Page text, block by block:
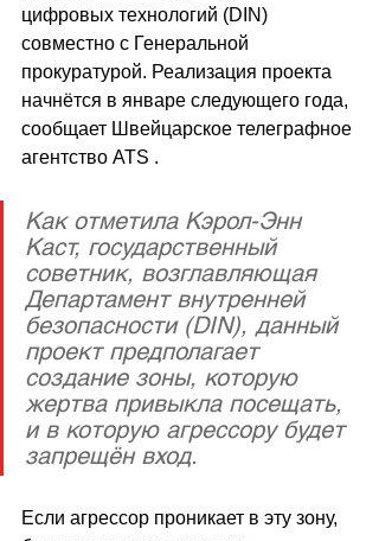
цифровых технологий (DIN)
совместно с Генеральной
прокуратурой. Реализация проекта
начнётся в январе следующего года,
сообщает Швейцарское телеграфное
агентство ATS .
Как отметила Кэрол-Энн
Каст, государственный
советник, возглавляющая
Департамент внутренней
безопасности (DIN), данный
проект предполагает
создание зоны, которую
жертва привыкла посещать,
и в которую агрессору будет
запрещён вход.
Если агрессор проникает в эту зону,